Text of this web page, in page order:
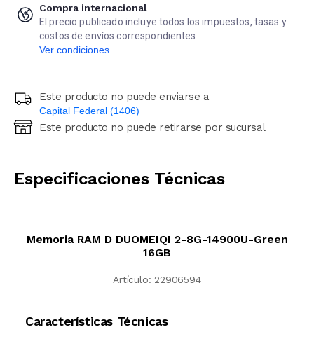
Compra internacional
El precio publicado incluye todos los impuestos, tasas y
costos de envíos correspondientes
Ver condiciones
Este producto no puede enviarse a
Capital Federal (1406)
Ingresá código postal (sólo números)
Este producto no puede retirarse por sucursal
Especificaciones Técnicas
Memoria RAM D DUOMEIQI 2-8G-14900U-Green
16GB
Artículo: 22906594
Características Técnicas